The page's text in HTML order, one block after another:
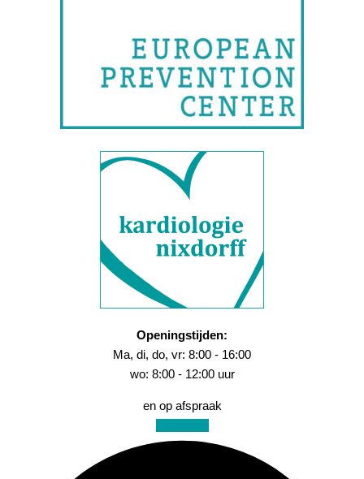
Openingstijden:
Ma, di, do, vr: 8:00 - 16:00
wo: 8:00 - 12:00 uur
en op afspraak